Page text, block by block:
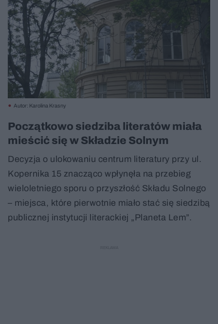
Autor: Karolina Krasny
Początkowo siedziba literatów miała
mieścić się w Składzie Solnym
Decyzja o ulokowaniu centrum literatury przy ul.
Kopernika 15 znacząco wpłynęła na przebieg
wieloletniego sporu o przyszłość Składu Solnego
– miejsca, które pierwotnie miało stać się siedzibą
publicznej instytucji literackiej „Planeta Lem”.